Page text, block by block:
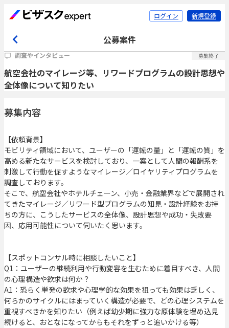
ログイン 新規登録
公募案件
調査やインタビュー 募集終了
航空会社のマイレージ等、リワードプログラムの設計思想や
全体像について知りたい
募集内容
【依頼背景】
モビリティ領域において、ユーザーの「運転の量」と「運転の質」を
高める新たなサービスを検討しており、一案として人間の報酬系を
刺激して行動を促すようなマイレージ／ロイヤリティプログラムを
調査しております。
そこで、航空会社やホテルチェーン、小売・金融業界などで展開され
てきたマイレージ／リワード型プログラムの知見・設計経験をお持
ちの方に、こうしたサービスの全体像、設計思想や成功・失敗要
因、応用可能性について伺いたく思います。
【スポットコンサル時に相談したいこと】
Q1：ユーザーの継続利用や行動変容を生むために着目すべき、人間
の心理構造や欲求は何か？
A1：恐らく単発の欲求や心理学的な効果を狙っても効果は乏しく、
何らかのサイクルにはまっていく構造が必要で、どの心理システムを
重視すべきかを知りたい（例えば幼少期に強力な原体験を埋め込見
続けると、おとなになってからもそれをずっと追いかける等）